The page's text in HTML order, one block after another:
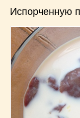
Испорченную